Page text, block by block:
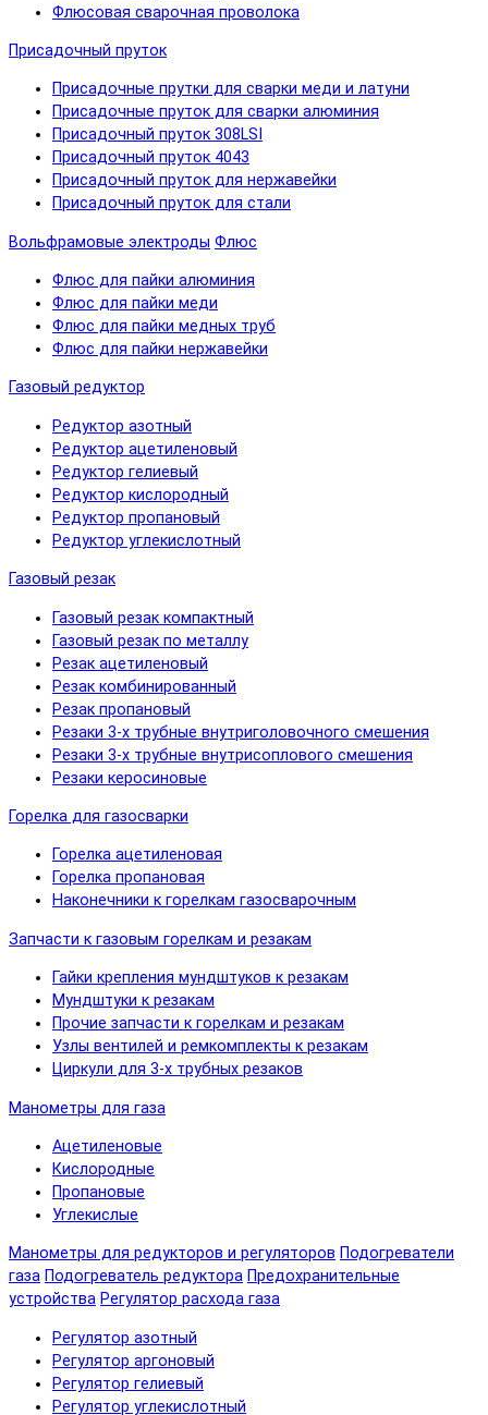
Флюсовая сварочная проволока
Присадочный пруток
Присадочные прутки для сварки меди и латуни
Присадочные пруток для сварки алюминия
Присадочный пруток 308LSI
Присадочный пруток 4043
Присадочный пруток для нержавейки
Присадочный пруток для стали
Вольфрамовые электроды Флюс
Флюс для пайки алюминия
Флюс для пайки меди
Флюс для пайки медных труб
Флюс для пайки нержавейки
Газовый редуктор
Редуктор азотный
Редуктор ацетиленовый
Редуктор гелиевый
Редуктор кислородный
Редуктор пропановый
Редуктор углекислотный
Газовый резак
Газовый резак компактный
Газовый резак по металлу
Резак ацетиленовый
Резак комбинированный
Резак пропановый
Резаки 3-х трубные внутриголовочного смешения
Резаки 3-х трубные внутрисоплового смешения
Резаки керосиновые
Горелка для газосварки
Горелка ацетиленовая
Горелка пропановая
Наконечники к горелкам газосварочным
Запчасти к газовым горелкам и резакам
Гайки крепления мундштуков к резакам
Мундштуки к резакам
Прочие запчасти к горелкам и резакам
Узлы вентилей и ремкомплекты к резакам
Циркули для 3-х трубных резаков
Манометры для газа
Ацетиленовые
Кислородные
Пропановые
Углекислые
Манометры для редукторов и регуляторов Подогреватели
газа Подогреватель редуктора Предохранительные
устройства Регулятор расхода газа
Регулятор азотный
Регулятор аргоновый
Регулятор гелиевый
Регулятор углекислотный